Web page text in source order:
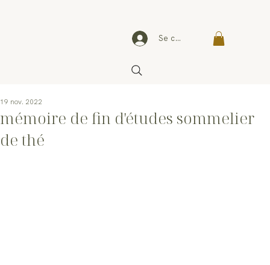
Se connecter
mémoire de fin d'études sommelier
de thé
19 nov. 2022